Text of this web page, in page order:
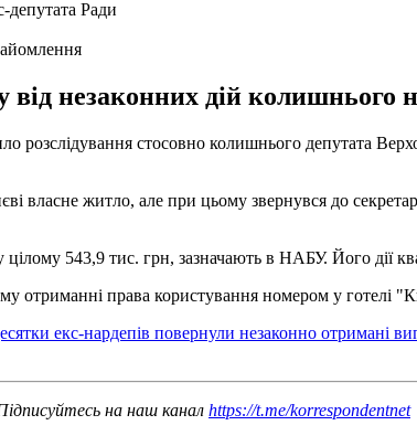
незаконних дій
розслідування стосовно колишнього депутата
власне житло, але при цьому звернувся до
543,9 тис. грн, зазначають в НАБУ. Його дії
отриманні права користування номером у готелі
екс-нардепів повернули незаконно отримані
на наш канал https://t.me/korrespondentnet